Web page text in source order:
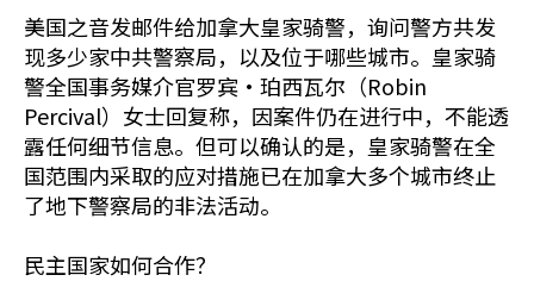
美国之音发邮件给加拿大皇家骑警，询问警方共发
现多少家中共警察局，以及位于哪些城市。皇家骑
警全国事务媒介官罗宾·珀西瓦尔（Robin
Percival）女士回复称，因案件仍在进行中，不能透
露任何细节信息。但可以确认的是，皇家骑警在全
国范围内采取的应对措施已在加拿大多个城市终止
了地下警察局的非法活动。
民主国家如何合作？